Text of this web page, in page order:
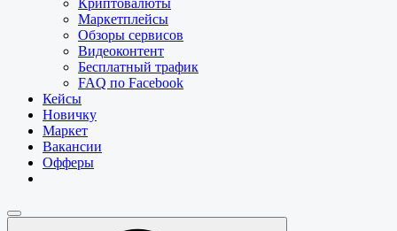
Криптовалюты
Маркетплейсы
Обзоры сервисов
Видеоконтент
Бесплатный трафик
FAQ по Facebook
Кейсы
Новичку
Маркет
Вакансии
Офферы